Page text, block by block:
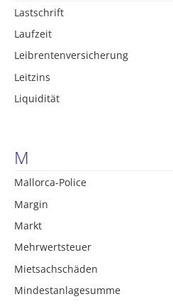
Lastschrift
Laufzeit
Leibrentenversicherung
Leitzins
Liquidität
M
Mallorca-Police
Margin
Markt
Mehrwertsteuer
Mietsachschäden
Mindestanlagesumme